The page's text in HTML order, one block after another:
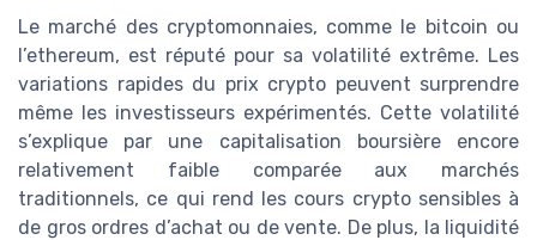
Le marché des cryptomonnaies, comme le bitcoin ou
l’ethereum, est réputé pour sa volatilité extrême. Les
variations rapides du prix crypto peuvent surprendre
même les investisseurs expérimentés. Cette volatilité
s’explique par une capitalisation boursière encore
relativement faible comparée aux marchés
traditionnels, ce qui rend les cours crypto sensibles à
de gros ordres d’achat ou de vente. De plus, la liquidité